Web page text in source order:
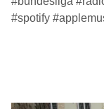
#spotify